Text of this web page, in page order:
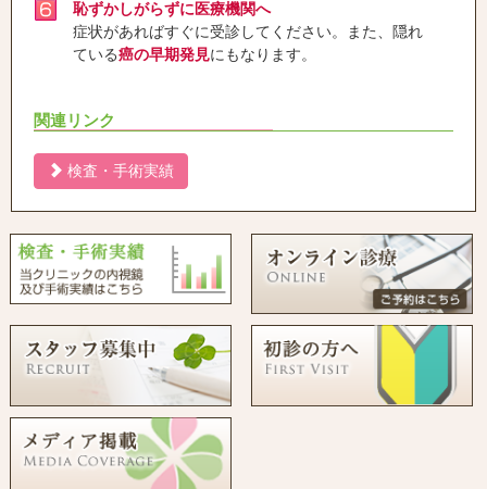
恥ずかしがらずに医療機関へ
症状があればすぐに受診してください。また、隠れ
ている癌の早期発見にもなります。
関連リンク
検査・手術実績